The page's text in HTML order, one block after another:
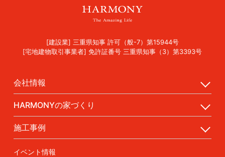
[建設業] 三重県知事 許可（般-7）第15944号
[宅地建物取引事業者] 免許証番号 三重県知事（3）第3393号
会社情報
HARMONYの家づくり
施工事例
イベント情報